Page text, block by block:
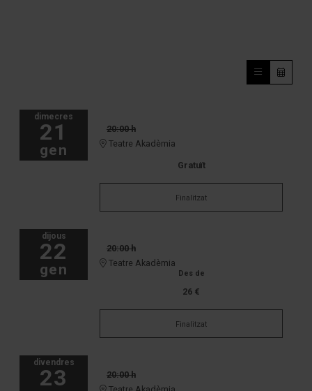
dimecres
21
gen
20:00 h
Teatre Akadèmia
Gratuït
Finalitzat
dijous
22
gen
20:00 h
Teatre Akadèmia
Des de
26 €
Finalitzat
divendres
23
20:00 h